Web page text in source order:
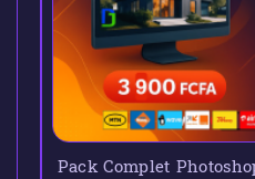
Pack Complet